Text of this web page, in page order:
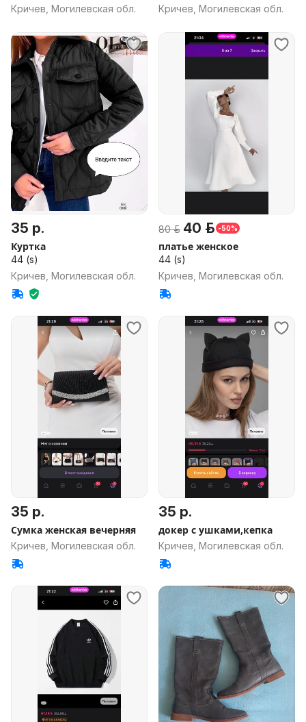
Кричев, Могилевская обл.
Кричев, Могилевская обл.
35 р.
Куртка
44 (s)
Кричев, Могилевская обл.
80 р. 40 р. -50%
платье женское
44 (s)
Кричев, Могилевская обл.
35 р.
Сумка женская вечерняя
Кричев, Могилевская обл.
35 р.
докер с ушками,кепка
Кричев, Могилевская обл.